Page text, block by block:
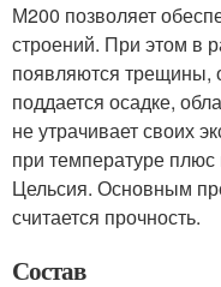
М200 позволяет
строений. При этом в
появляются трещины,
поддается осадке,
не утрачивает своих
при температуре плюс
Цельсия. Основным
считается прочность.
Состав